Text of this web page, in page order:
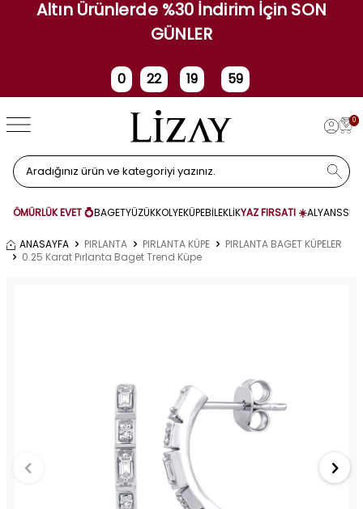
Altın Ürünlerde %30 İndirim İçin SON
GÜNLER
0
Gün
22
Saat
19 58
0
ÖMÜRLÜK EVET 💍BAGETYÜZÜKKOLYEKÜPEBİLEKLİKYAZ FIRSATI ☀️ALYANS
ANASAYFA PIRLANTA PIRLANTA KÜPE
PIRLANTA BAGET KÜPELER
0.25 Karat Pırlanta Baget Trend Küpe